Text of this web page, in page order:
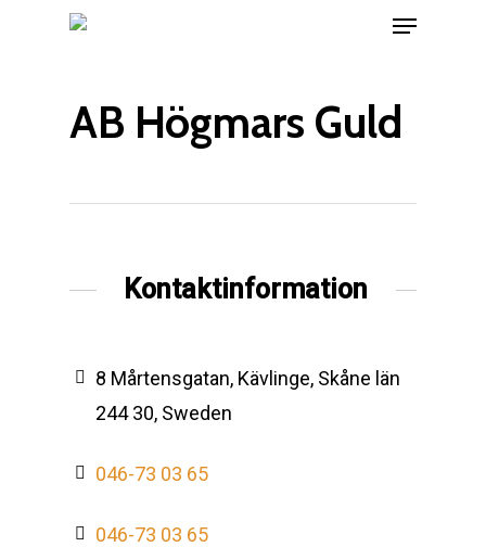
Menu
AB Högmars Guld
Kontaktinformation
8 Mårtensgatan, Kävlinge, Skåne län
244 30, Sweden
046-73 03 65
046-73 03 65